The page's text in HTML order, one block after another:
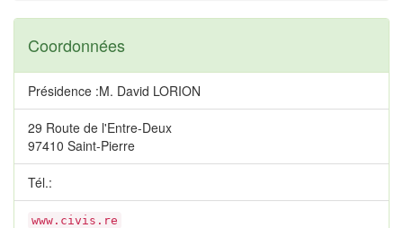
Coordonnées
Présidence :M. David LORION
29 Route de l'Entre-Deux
97410 Saint-Pierre
Tél.:
www.civis.re